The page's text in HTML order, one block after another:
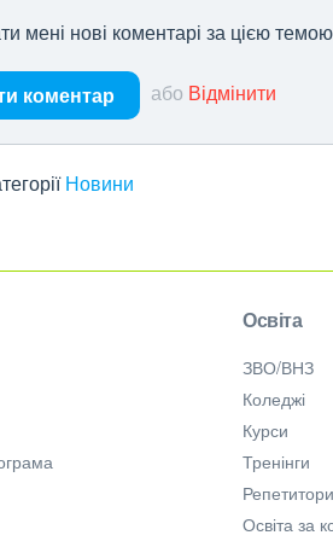
мені нові коментарі за цією темою
коментар або Відмінити
Новини
Освіта
ЗВО/ВНЗ
Коледжі
Курси
Тренінги
Репетитори
Освіта за